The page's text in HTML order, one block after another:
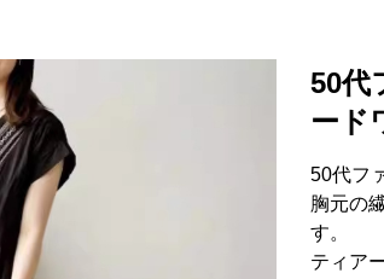
50代
ード
50代フ
胸元の
す。
ティア